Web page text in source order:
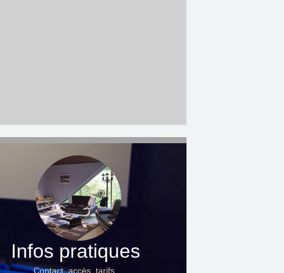
Infos pratiques
Contact, accès, tarifs…